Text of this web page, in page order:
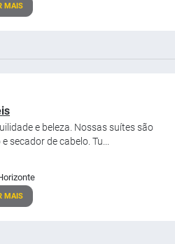
MAIS
e beleza. Nossas suítes são
secador de cabelo. Tu...
MAIS